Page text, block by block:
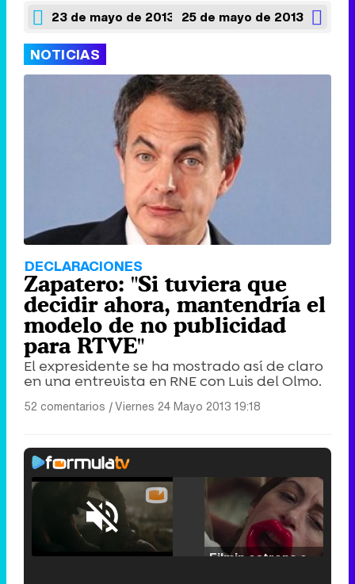
23 de mayo de 2013 25 de mayo de 2013
NOTICIAS
DECLARACIONES
Zapatero: "Si tuviera que
decidir ahora, mantendría el
modelo de no publicidad
para RTVE"
El expresidente se ha mostrado así de claro
en una entrevista en RNE con Luis del Olmo.
52 comentarios |Viernes 24 Mayo 2013 19:18
Unmute /
Loaded:
25.30%